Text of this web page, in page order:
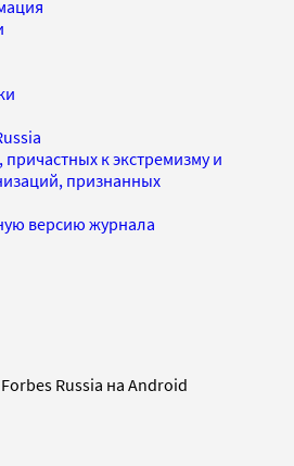
к экстремизму и
признанных
версию журнала
Russia на Android